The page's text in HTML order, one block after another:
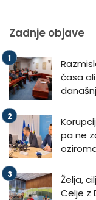
Zadnje objave
časa
pa ne
Želja,
Celje z